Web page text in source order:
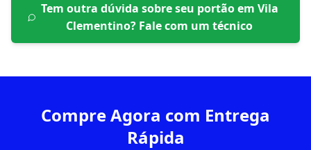
Tem outra dúvida sobre seu portão em Vila
Clementino? Fale com um técnico
Compre Agora com Entrega
Rápida